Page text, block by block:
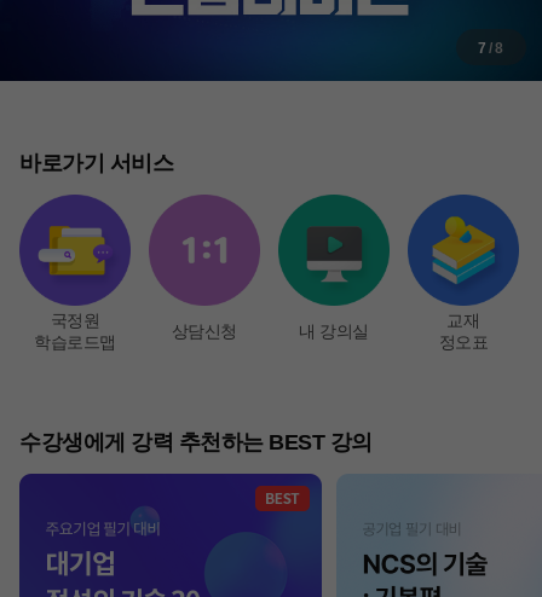
7 / 8
바로가기 서비스
국정원
학습로드맵
상담신청 내 강의실
교재
정오표
수강생에게 강력 추천하는 BEST 강의